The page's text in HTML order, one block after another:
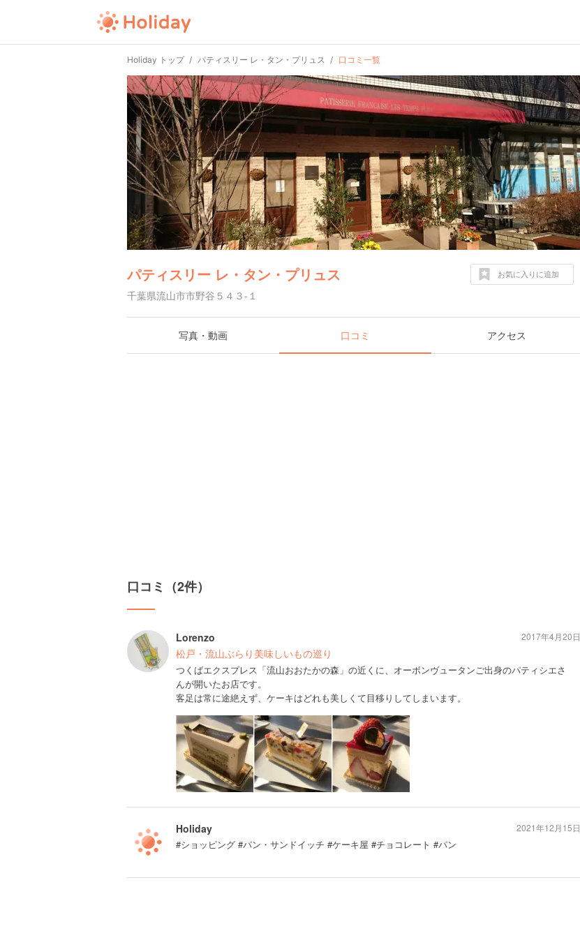
Holiday トップ パティスリー レ・タン・プリュス 口コミ一覧
パティスリー レ・タン・プリュス
千葉県流山市市野谷５４３-１
お気に入りに追加
写真・動画 口コミ アクセス
口コミ（2件）
Lorenzo
松戸・流山ぶらり美味しいもの巡り
つくばエクスプレス「流山おおたかの森」の近くに、オーボンヴュータンご出身のパティシエさ
んが開いたお店です。
客足は常に途絶えず、ケーキはどれも美しくて目移りしてしまいます。
2017年4月20日
Holiday
#ショッピング #パン・サンドイッチ #ケーキ屋 #チョコレート #パン
2021年12月15日